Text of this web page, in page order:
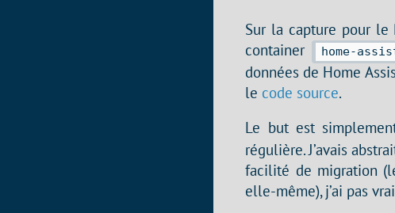
Sur la capture pour le
container
home-
données de Home
le code source.
Le but est
régulière. J’avais
facilité de migration
elle-même), j’ai pas